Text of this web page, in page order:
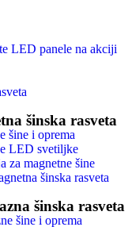
LED panele na akciji
šinska rasveta
šine i oprema
LED svetiljke
za magnetne šine
šinska rasveta
šinska rasveta
šine i oprema